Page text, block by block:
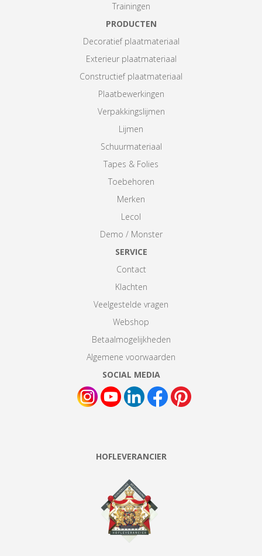
Trainingen
PRODUCTEN
Decoratief plaatmateriaal
Exterieur plaatmateriaal
Constructief plaatmateriaal
Plaatbewerkingen
Verpakkingslijmen
Lijmen
Schuurmateriaal
Tapes & Folies
Toebehoren
Merken
Lecol
Demo / Monster
SERVICE
Contact
Klachten
Veelgestelde vragen
Webshop
Betaalmogelijkheden
Algemene voorwaarden
SOCIAL MEDIA
HOFLEVERANCIER